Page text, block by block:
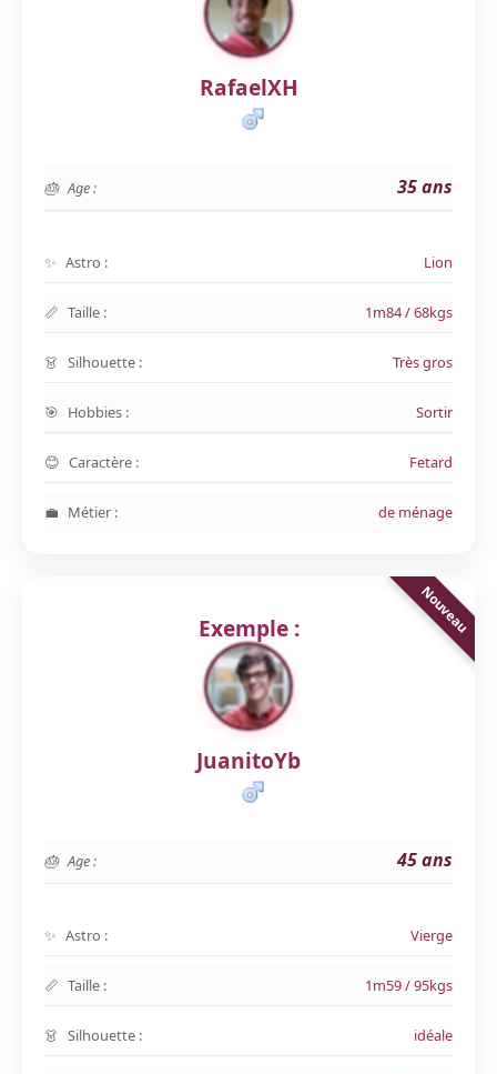
RafaelXH
Age : 35 ans
Astro : Lion
Taille : 1m84 / 68kgs
Silhouette : Très gros
Hobbies : Sortir
Caractère : Fetard
Métier : de ménage
Exemple :
JuanitoYb
Age : 45 ans
Astro : Vierge
Taille : 1m59 / 95kgs
Silhouette : idéale